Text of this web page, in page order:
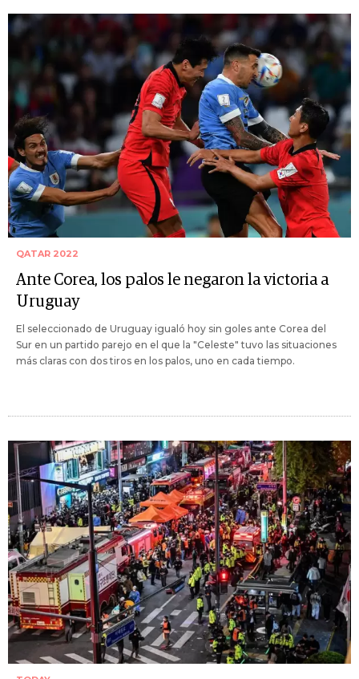
QATAR 2022
Ante Corea, los palos le negaron la victoria a
Uruguay
El seleccionado de Uruguay igualó hoy sin goles ante Corea del
Sur en un partido parejo en el que la "Celeste" tuvo las situaciones
más claras con dos tiros en los palos, uno en cada tiempo.